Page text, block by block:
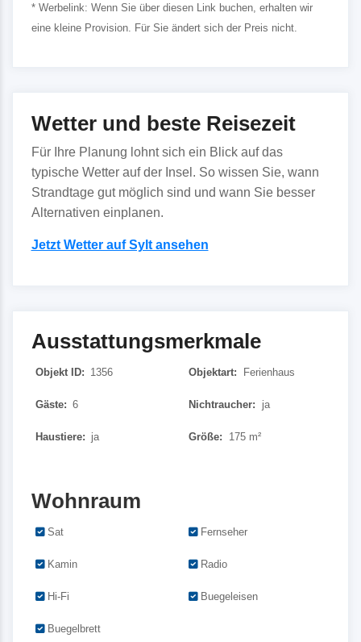
* Werbelink: Wenn Sie über diesen Link buchen, erhalten wir
eine kleine Provision. Für Sie ändert sich der Preis nicht.
Wetter und beste Reisezeit
Für Ihre Planung lohnt sich ein Blick auf das
typische Wetter auf der Insel. So wissen Sie, wann
Strandtage gut möglich sind und wann Sie besser
Alternativen einplanen.
Jetzt Wetter auf Sylt ansehen
Ausstattungsmerkmale
Objekt ID: 1356 Objektart: Ferienhaus
Gäste: 6 Nichtraucher: ja
Haustiere: ja Größe: 175 m²
Wohnraum
Sat Fernseher
Kamin Radio
Hi-Fi Buegeleisen
Buegelbrett